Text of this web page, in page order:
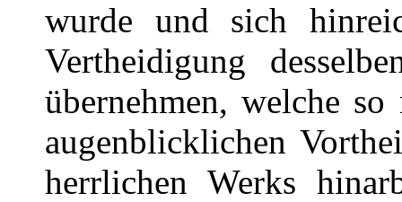
wurde und sich
Vertheidigung
übernehmen, welche
augenblicklichen
herrlichen Werks